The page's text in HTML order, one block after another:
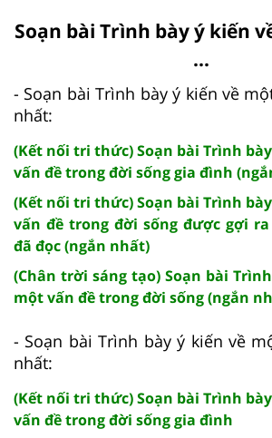
Soạn bài Trình bày ý kiến
...
- Soạn bài Trình bày ý kiến về
nhất:
(Kết nối tri thức) Soạn bài Trình
vấn đề trong đời sống gia đình
(Kết nối tri thức) Soạn bài Trình
vấn đề trong đời sống được gợi
đã đọc (ngắn nhất)
(Chân trời sáng tạo) Soạn bài
một vấn đề trong đời sống (ngắn
- Soạn bài Trình bày ý kiến về
nhất:
(Kết nối tri thức) Soạn bài Trình
vấn đề trong đời sống gia đình